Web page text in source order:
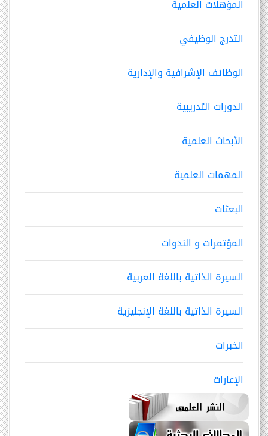
المؤهلات العلمية
التدرج الوظيفي
الوظائف الإشرافية والإدارية
الدورات التدريبية
الأبحاث العلمية
المهمات العلمية
البعثات
المؤتمرات و الندوات
السيرة الذاتية باللغة العربية
السيرة الذاتية باللغة الإنجليزية
الخبرات
الإعارات